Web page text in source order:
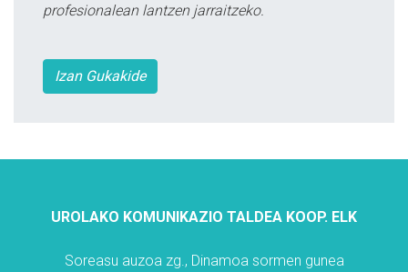
profesionalean lantzen jarraitzeko.
Izan Gukakide
UROLAKO KOMUNIKAZIO TALDEA KOOP. ELK
Soreasu auzoa zg., Dinamoa sormen gunea